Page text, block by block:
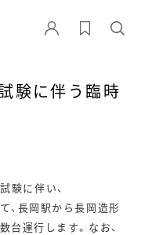
験に伴う臨時
験に伴い、
、長岡駅から長岡造形
運行します。なお、